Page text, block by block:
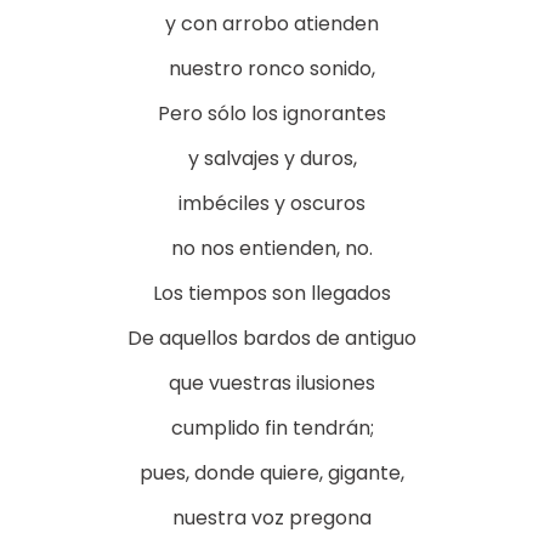
y con arrobo atienden
nuestro ronco sonido,
Pero sólo los ignorantes
y salvajes y duros,
imbéciles y oscuros
no nos entienden, no.
Los tiempos son llegados
De aquellos bardos de antiguo
que vuestras ilusiones
cumplido fin tendrán;
pues, donde quiere, gigante,
nuestra voz pregona